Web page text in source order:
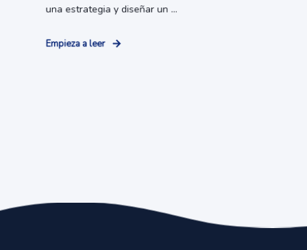
una estrategia y diseñar un ...
Empieza a leer